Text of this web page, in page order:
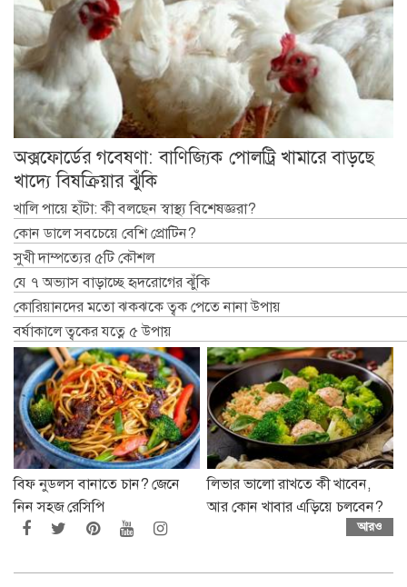
অক্সফোর্ডের গবেষণা: বাণিজ্যিক পোলট্রি খামারে বাড়ছে
খাদ্যে বিষক্রিয়ার ঝুঁকি
খালি পায়ে হাঁটা: কী বলছেন স্বাস্থ্য বিশেষজ্ঞরা?
কোন ডালে সবচেয়ে বেশি প্রোটিন?
সুখী দাম্পত্যের ৫টি কৌশল
যে ৭ অভ্যাস বাড়াচ্ছে হৃদরোগের ঝুঁকি
কোরিয়ানদের মতো ঝকঝকে ত্বক পেতে নানা উপায়
বর্ষাকালে ত্বকের যত্নে ৫ উপায়
বিফ নুডলস বানাতে চান? জেনে
নিন সহজ রেসিপি
লিভার ভালো রাখতে কী খাবেন,
আর কোন খাবার এড়িয়ে চলবেন?
আরও